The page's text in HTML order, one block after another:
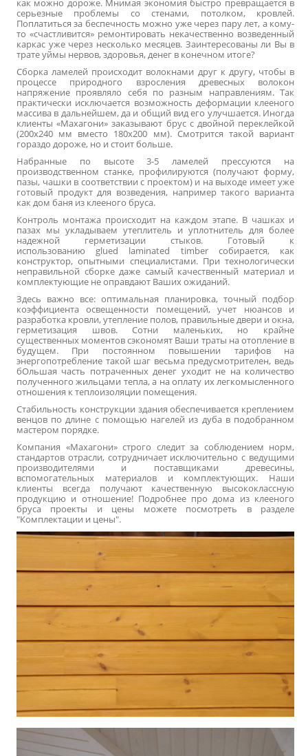
как можно дороже. Мнимая экономия быстро превращается в
серьезные проблемы со стенами, потолком, кровлей.
Поплатиться за беспечность можно уже через пару лет, а кому-
то «счастливится» ремонтировать некачественно возведенный
каркас уже через несколько месяцев. Заинтересованы ли Вы в
трате уймы нервов, здоровья, денег в конечном итоге?
Сборка ламелей происходит волокнами друг к другу, чтобы в
процессе природного взросления древесных волокон
напряжение проявляло себя по разным направлениям. Так
практически исключается возможность деформации клееного
массива в дальнейшем, да и общий вид его улучшается. Иногда
клиенты «Махагони» заказывают брус с двойной переклейкой
(200х240 мм вместо 180х200 мм). Смотрится такой вариант
гораздо дороже, но и стоит больше.
Набранные по высоте 3-5 ламелей прессуются на
производственном станке, профилируются (получают форму,
пазы, чашки в соответствии с проектом) и на выходе имеет уже
готовый продукт для возведения, например такого варианта
как дом баня из клееного бруса.
Контроль монтажа происходит на каждом этапе. В чашках и
пазах мы укладываем утеплитель и уплотнитель для более
надежной герметизации стыков. Готовый к
использованию glued laminated timber собирается, как
конструктор, опытными специалистами. При технологически
неправильной сборке даже самый качественный материал и
комплектующие не оправдают Ваших ожиданий.
Здесь важно все: оптимальная планировка, точный подбор
коэффициента освещенности помещений, учет нюансов и
разработка кровли, утепление полов, правильные двери и окна,
герметизация швов. Сотни маленьких, но крайне
существенных моментов сэкономят Ваши траты на отопление в
будущем. При постоянном повышении тарифов на
энергопотребление такой шаг весьма предусмотрителен, ведь
бОльшая часть потраченных денег уходит не на количество
полученного жильцами тепла, а на оплату их легкомысленного
отношения к теплоизоляции помещения.
Стабильность конструкции здания обеспечивается креплением
венцов по длине с помощью нагелей из дуба в подобранном
мастером порядке.
Компания «Махагони» строго следит за соблюдением норм,
стандартов отрасли, сотрудничает исключительно с ведущими
производителями и поставщиками древесины,
вспомогательных материалов и комплектующих. Наши
клиенты всегда получают качественную высококлассную
продукцию и отношение! Подробнее про дома из клееного
бруса проекты и цены можете посмотреть в разделе
"Комплектации и цены".